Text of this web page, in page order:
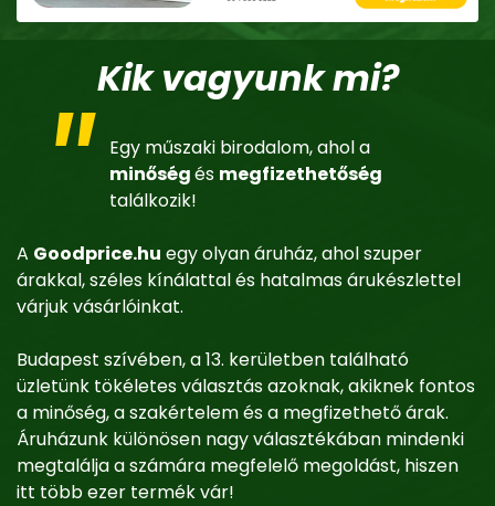
Kik vagyunk mi?
Egy műszaki birodalom, ahol a
minőségés megfizethetőség
találkozik!
A Goodprice.hu egy olyan áruház, ahol szuper
árakkal, széles kínálattal és hatalmas árukészlettel
várjuk vásárlóinkat.
Budapest szívében, a 13. kerületben található
üzletünk tökéletes választás azoknak, akiknek fontos
a minőség, a szakértelem és a megfizethető árak.
Áruházunk különösen nagy választékában mindenki
megtalálja a számára megfelelő megoldást, hiszen
itt több ezer termék vár!